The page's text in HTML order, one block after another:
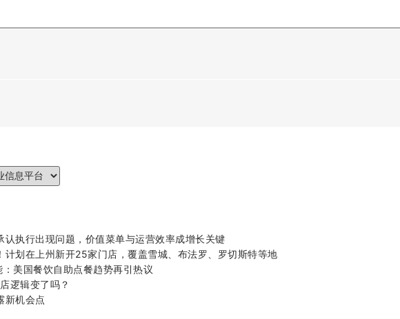
执行出现问题，价值菜单与运营效率成增长关键
划在上州新开25家门店，覆盖雪城、布法罗、罗切斯特等地
美国餐饮自助点餐趋势再引热议
逻辑变了吗？
新机会点